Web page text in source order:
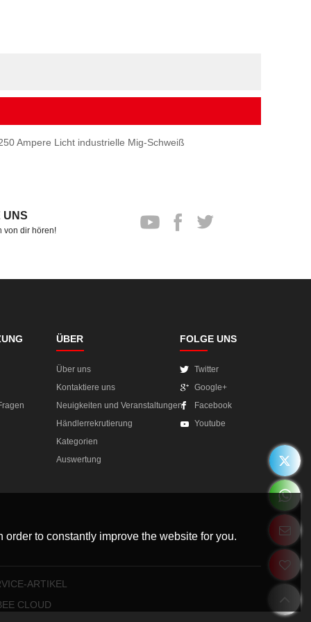
Ampere Licht industrielle Mig-Schweiß
UNS
von dir hören!
ÜBER
Über uns
Kontaktiere uns
Neuigkeiten und Veranstaltungen
Händlerrekrutierung
Kategorien
Auswertung
FOLGE UNS
Twitter
Google+
Facebook
Youtube
ARTIKEL
CLOUD
to constantly improve the website for you.